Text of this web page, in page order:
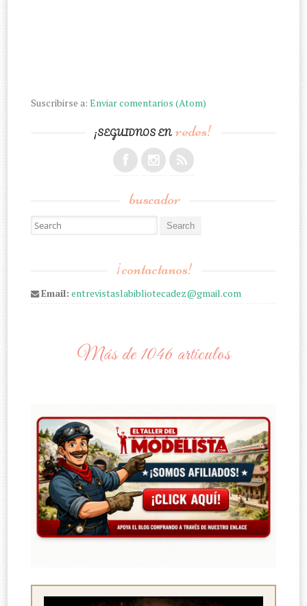
Suscribirse a:Enviar comentarios (Atom)
¡SEGUIDNOS ENredes!
buscador
Search for:
¡contactanos!
Email: entrevistaslabibliotecadez@gmail.com
Más de 1046 artículos